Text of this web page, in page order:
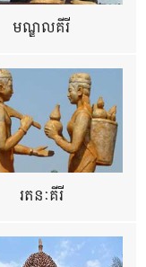
មណ្ឌលគីរី
រតនៈគីរី